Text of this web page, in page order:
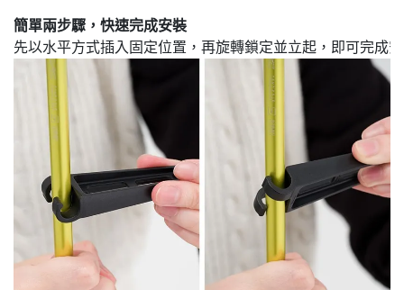
簡單兩步驟，快速完成安裝